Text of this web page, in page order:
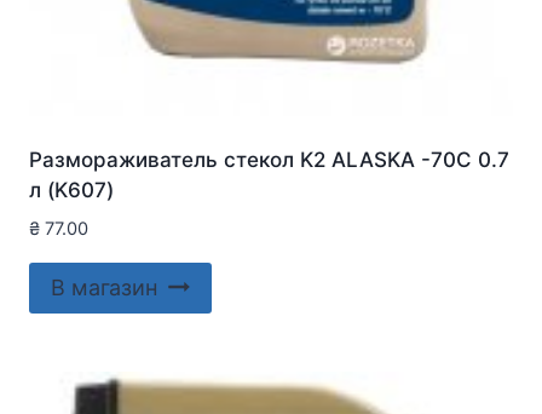
Размораживатель стекол K2 ALASKA -70C 0.7
л (K607)
₴ 77.00
В магазин